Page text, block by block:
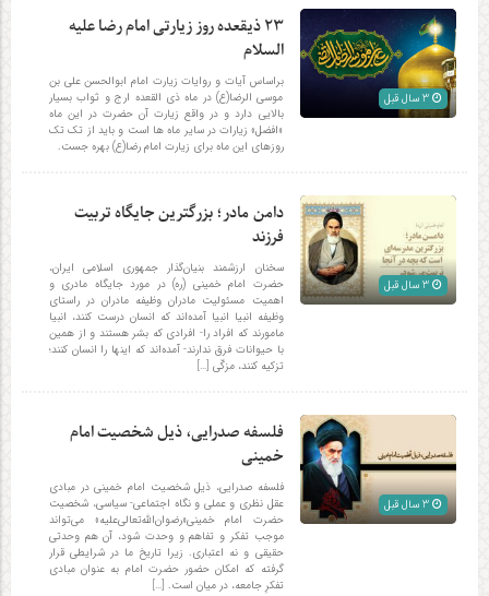
۲۳ ذیقعده روز زیارتی امام رضا علیه
السلام
براساس آیات و روایات زیارت امام ابوالحسن علی بن
موسی الرضا(ع) در ماه ذی القعده ارج و ثواب بسیار
بالایی دارد و در واقع زیارت آن حضرت در این ماه
«افضل» زیارات در سایر ماه ها است و باید از تک تک
روزهای این ماه برای زیارت امام رضا(ع) بهره جست.
دامن مادر؛ بزرگترین جایگاه تربیت
فرزند
سخنان ارزشمند بنیان‌گذار جمهوری اسلامی ایران،
حضرت امام خمینی (ره) در مورد جایگاه مادری و
اهمیت مسئولیت مادران وظیفه مادران در راستای
وظیفه انبیا انبیا آمده‌اند که انسان درست کنند، انبیا
مامورند که افراد را- افرادی که بشر هستند و از همین
با حیوانات فرق ندارند- آمده‌اند که اینها را انسان کنند؛
تزکیه کنند، مزکّی‌ […]
فلسفه‌ صدرایی، ذیل شخصیت امام
خمینی
فلسفه‌ صدرایی، ذیل شخصیت امام خمینی در مبادی
عقل نظری و عملی و نگاه اجتماعی- سیاسی، شخصیت
حضرت امام خمینی«رضوان‌الله‌تعالی‌علیه» می‌تواند
موجب تفکر و تفاهم و وحدت شود، آن هم وحدتی
حقیقی و نه اعتباری. زیرا تاریخ ما در شرایطی قرار
گرفته که امکان حضور حضرت امام به عنوان مبادی
تفکرِ جامعه، در میان است. […]